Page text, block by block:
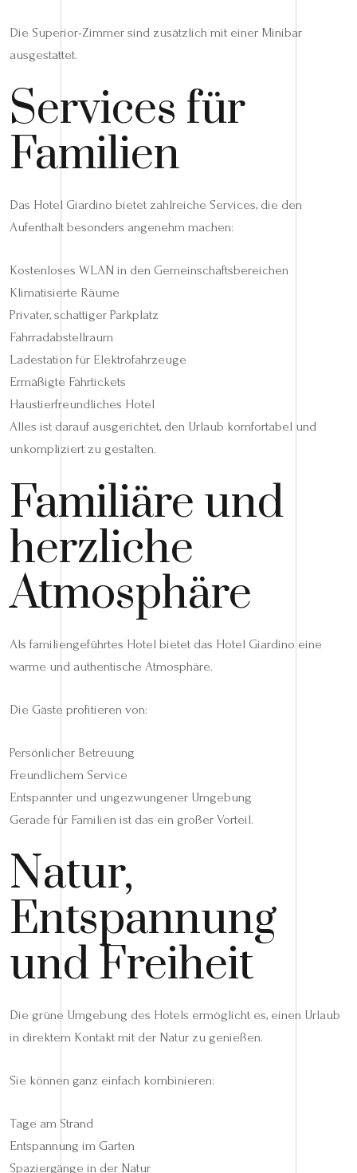
Die Superior-Zimmer sind zusätzlich mit einer Minibar
ausgestattet.
Services für
Familien
Das Hotel Giardino bietet zahlreiche Services, die den
Aufenthalt besonders angenehm machen:
Kostenloses WLAN in den Gemeinschaftsbereichen
Klimatisierte Räume
Privater, schattiger Parkplatz
Fahrradabstellraum
Ladestation für Elektrofahrzeuge
Ermäßigte Fährtickets
Haustierfreundliches Hotel
Alles ist darauf ausgerichtet, den Urlaub komfortabel und
unkompliziert zu gestalten.
Familiäre und
herzliche
Atmosphäre
Als familiengeführtes Hotel bietet das Hotel Giardino eine
warme und authentische Atmosphäre.
Die Gäste profitieren von:
Persönlicher Betreuung
Freundlichem Service
Entspannter und ungezwungener Umgebung
Gerade für Familien ist das ein großer Vorteil.
Natur,
Entspannung
und Freiheit
Die grüne Umgebung des Hotels ermöglicht es, einen Urlaub
in direktem Kontakt mit der Natur zu genießen.
Sie können ganz einfach kombinieren:
Tage am Strand
Entspannung im Garten
Spaziergänge in der Natur